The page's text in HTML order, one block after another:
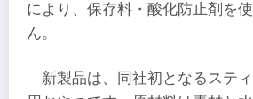
により、保存料・酸化防止剤を
ん。
新製品は、同社初となるステ